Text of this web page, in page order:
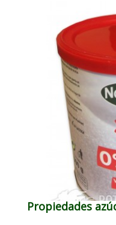
Propiedades